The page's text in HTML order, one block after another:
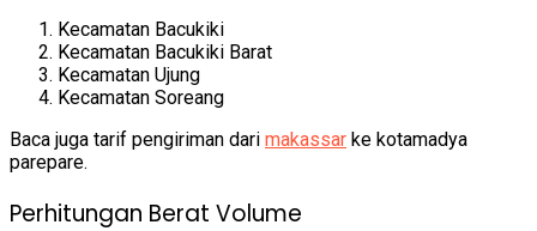
Kecamatan Bacukiki
Kecamatan Bacukiki Barat
Kecamatan Ujung
Kecamatan Soreang
Baca juga tarif pengiriman dari makassar ke kotamadya
parepare.
Perhitungan Berat Volume